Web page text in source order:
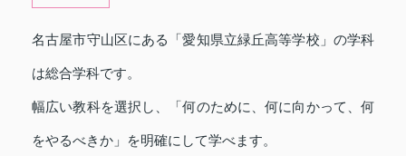
名古屋市守山区にある「愛知県立緑丘高等学校」の学科
は総合学科です。
幅広い教科を選択し、「何のために、何に向かって、何
をやるべきか」を明確にして学べます。